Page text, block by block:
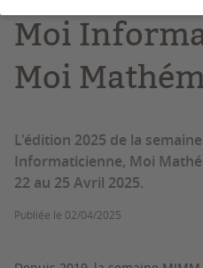
Moi
Moi
L'édition 2025 de la
Informaticienne, Moi
22 au 25 Avril 2025.
Publiée le 02/04/2025